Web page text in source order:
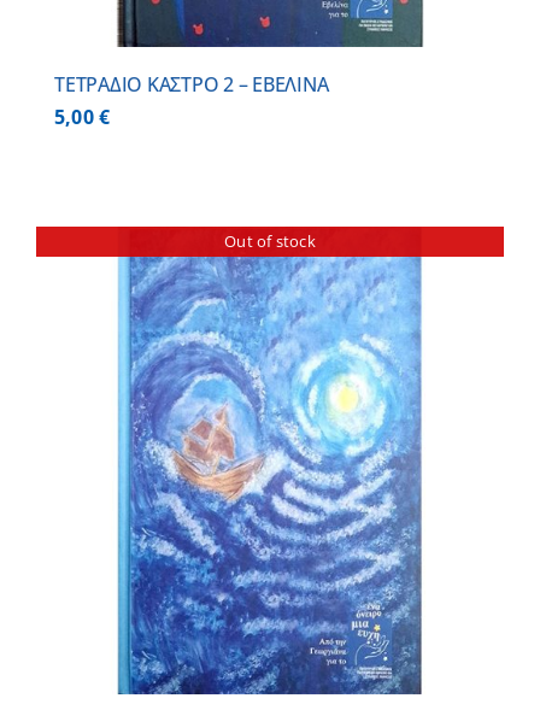
ΤΕΤΡΑΔΙΟ ΚΑΣΤΡΟ 2 – ΕΒΕΛΙΝΑ
5,00€
Out of stock